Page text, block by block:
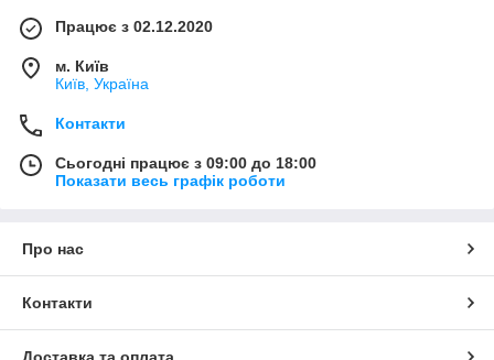
Працює з 02.12.2020
м. Київ
Київ, Україна
Контакти
Сьогодні працює з 09:00 до 18:00
Показати весь графік роботи
Про нас
Контакти